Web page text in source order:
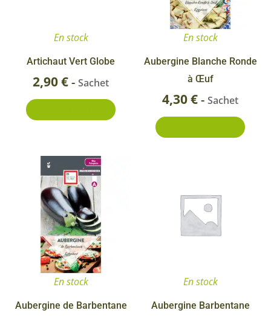
En stock
Artichaut Vert Globe
2,90€- Sachet
En stock
Aubergine Blanche Ronde
à Œuf
4,30€- Sachet
En stock
Aubergine de Barbentane
En stock
Aubergine Barbentane